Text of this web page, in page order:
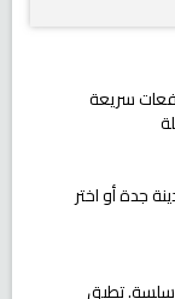
سريعة
جدة أو اختر
تسوق سلسة. تطبق